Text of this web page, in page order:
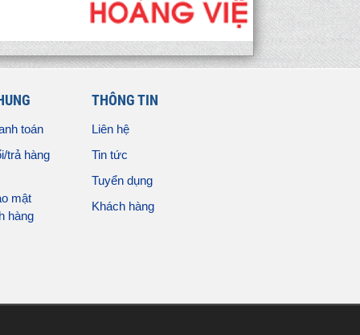
toán
trả hàng
mật
hàng
THÔNG TIN
Liên hệ
Tin tức
Tuyển dụng
Khách hàng